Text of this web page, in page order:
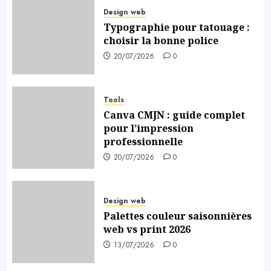
Design web
Typographie pour tatouage :
choisir la bonne police
20/07/2026 0
Tools
Canva CMJN : guide complet
pour l’impression
professionnelle
20/07/2026 0
Design web
Palettes couleur saisonnières
web vs print 2026
13/07/2026 0